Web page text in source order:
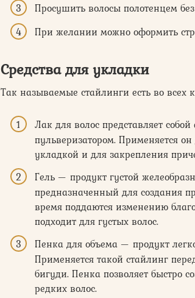
Просушить волосы полотенцем
При желании можно оформить
Средства для укладки
Так называемые стайлинги есть во всех
Лак для волос представляет
пульверизатором. Применяется
укладкой и для закрепления
Гель — продукт густой
предназначенный для создания
время поддаются изменению
подходит для густых волос.
Пенка для объема — продукт
Применяется такой стайлинг
бигуди. Пенка позволяет быстро
редких волос.